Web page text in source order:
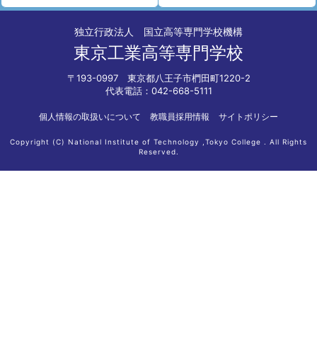
独立行政法人 国立高等専門学校機構
東京工業高等専門学校
〒193-0997 東京都八王子市椚田町1220-2
代表電話：042-668-5111
個人情報の取扱いについて 教職員採用情報 サイトポリシー
Copyright (C) National Institute of Technology ,Tokyo College . All Rights
Reserved.